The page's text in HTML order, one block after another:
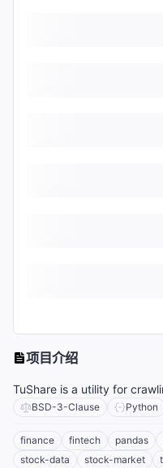
项目介绍
TuShare is a utility for
BSD-3-Clause Python
finance fintech pandas
stock-data
stock-market